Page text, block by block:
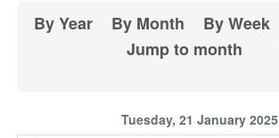
By Year By Month By Week
Jump to month
Tuesday, 21 January 2025